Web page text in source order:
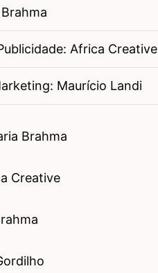
Africa Creative
Maurício Landi
Brahma
Creative